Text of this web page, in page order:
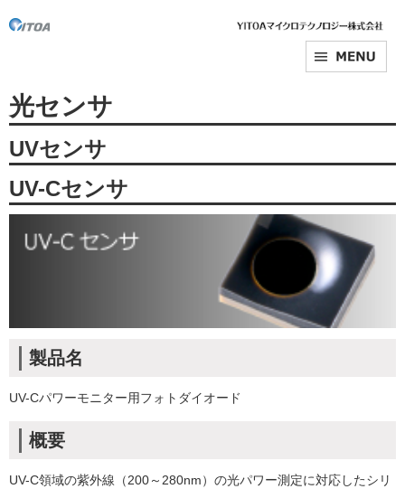
光センサ
UVセンサ
UV-Cセンサ
製品名
UV-Cパワーモニター用フォトダイオード
概要
UV-C領域の紫外線（200～280nm）の光パワー測定に対応したシリ